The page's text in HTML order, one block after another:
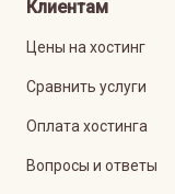
Клиентам
Цены на хостинг
Сравнить услуги
Оплата хостинга
Вопросы и ответы